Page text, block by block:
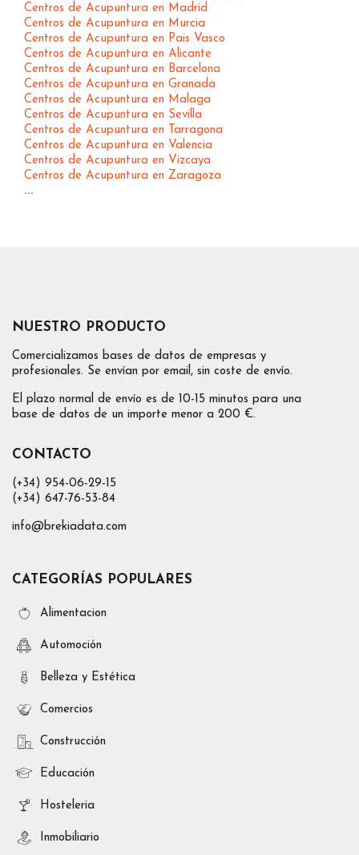
Centros de Acupuntura en Madrid
Centros de Acupuntura en Murcia
Centros de Acupuntura en Pais Vasco
Centros de Acupuntura en Alicante
Centros de Acupuntura en Barcelona
Centros de Acupuntura en Granada
Centros de Acupuntura en Malaga
Centros de Acupuntura en Sevilla
Centros de Acupuntura en Tarragona
Centros de Acupuntura en Valencia
Centros de Acupuntura en Vizcaya
Centros de Acupuntura en Zaragoza
...
NUESTRO PRODUCTO
Comercializamos bases de datos de empresas y
profesionales. Se envían por email, sin coste de envío.
El plazo normal de envío es de 10-15 minutos para una
base de datos de un importe menor a 200 €.
CONTACTO
(+34) 954-06-29-15
(+34) 647-76-53-84
info@brekiadata.com
CATEGORÍAS POPULARES
Alimentacion
Automoción
Belleza y Estética
Comercios
Construcción
Educación
Hosteleria
Inmobiliario